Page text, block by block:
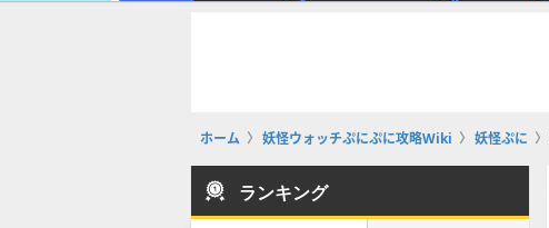
ホーム 妖怪ウォッチぷにぷに攻略Wiki 妖怪ぷに
ランキング